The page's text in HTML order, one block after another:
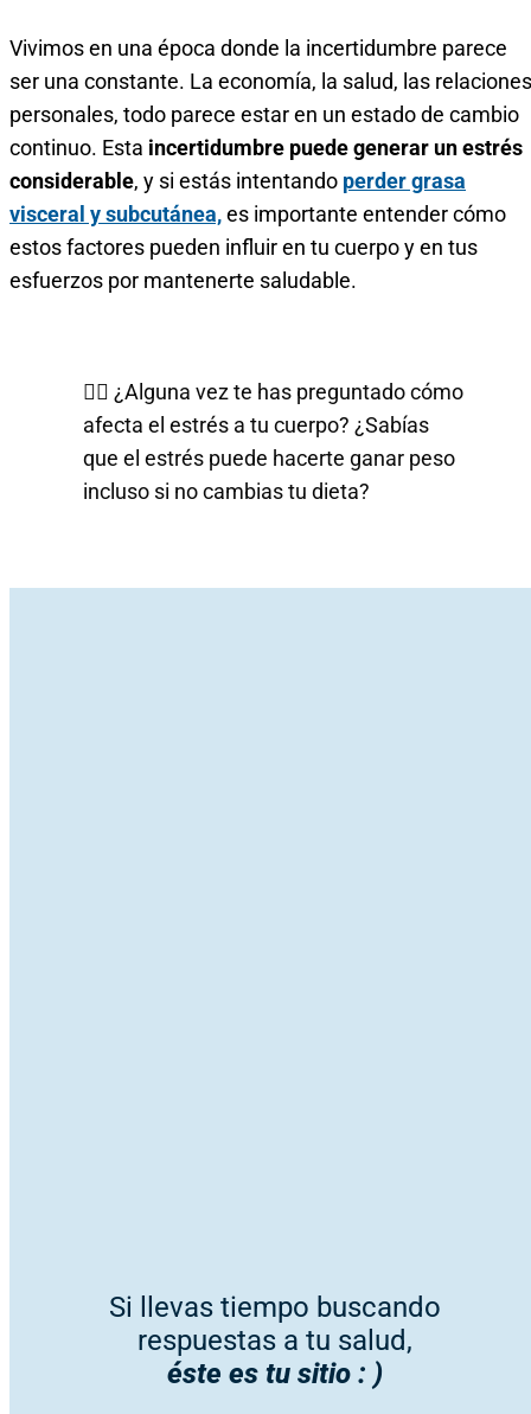
Vivimos en una época donde la incertidumbre parece
ser una constante. La economía, la salud, las relaciones
personales, todo parece estar en un estado de cambio
continuo. Esta incertidumbre puede generar un estrés
considerable, y si estás intentando perder grasa
visceral y subcutánea,es importante entender cómo
estos factores pueden influir en tu cuerpo y en tus
esfuerzos por mantenerte saludable.
🧘‍♂️ ¿Alguna vez te has preguntado cómo
afecta el estrés a tu cuerpo? ¿Sabías
que el estrés puede hacerte ganar peso
incluso si no cambias tu dieta?
Si llevas tiempo buscando
respuestas a tu salud,
éste es tu sitio : )